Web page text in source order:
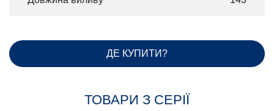
ДЕ КУПИТИ?
ТОВАРИ З СЕРІЇ